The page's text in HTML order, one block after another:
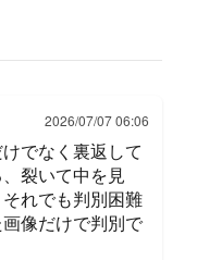
2026/07/07 06:06
でなく裏返して
裂いて中を見
れでも判別困難
像だけで判別で